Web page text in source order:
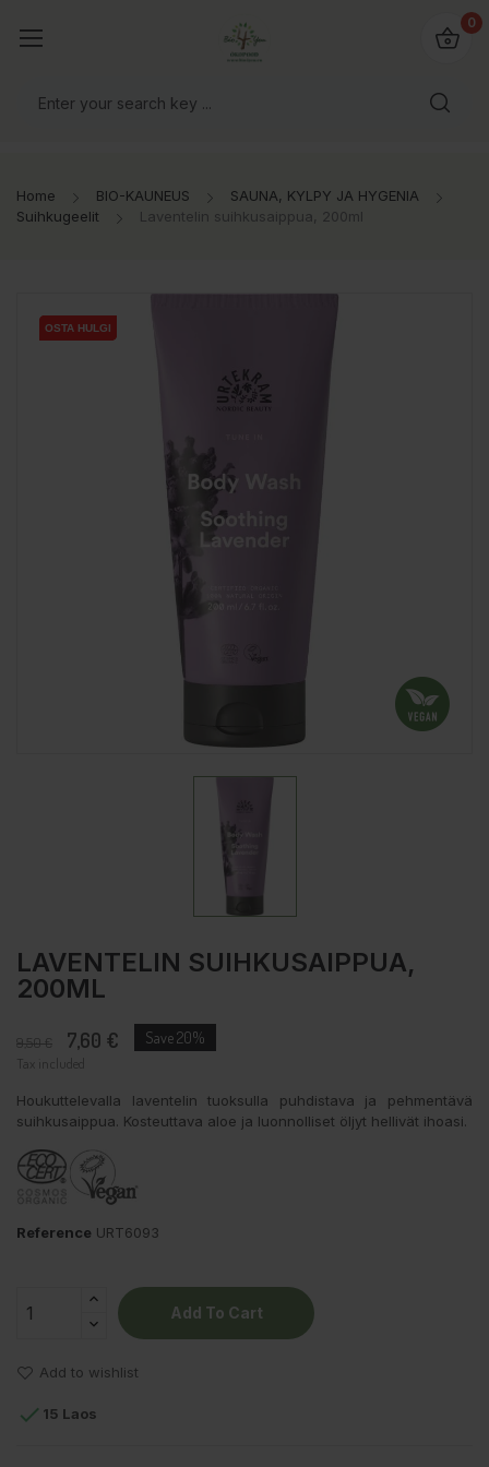
0
Home BIO-KAUNEUS
SAUNA, KYLPY JA HYGENIA
Suihkugeelit
Laventelin suihkusaippua, 200ml
OSTA HULGI
OSTA HULGI
OSTA HULGI
LAVENTELIN SUIHKUSAIPPUA,
200ML
9,50 € 7,60 € Save 20%
Tax included
Houkuttelevalla laventelin tuoksulla puhdistava ja pehmentävä
suihkusaippua. Kosteuttava aloe ja luonnolliset öljyt hellivät ihoasi.
Reference URT6093
Add To Cart
Add to wishlist
 15 Laos